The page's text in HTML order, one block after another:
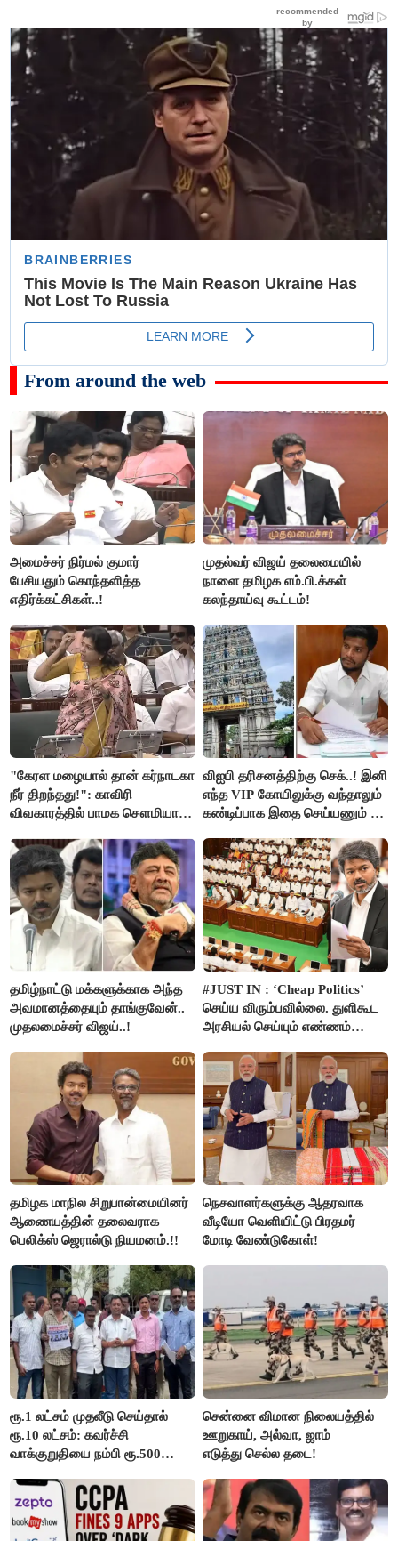
From around the web
அமைச்சர் நிர்மல் குமார்
பேசியதும் கொந்தளித்த
எதிர்க்கட்சிகள்..!
முதல்வர் விஜய் தலைமையில்
நாளை தமிழக எம்.பி.க்கள்
கலந்தாய்வு கூட்டம்!
"கேரள மழையால் தான் கர்நாடகா
நீர் திறந்தது!": காவிரி
விவகாரத்தில் பாமக சௌமியா
விஐபி தரிசனத்திற்கு செக்..! இனி
எந்த VIP கோயிலுக்கு வந்தாலும்
கண்டிப்பாக இதை செய்யணும் -
தமிழ்நாட்டு மக்களுக்காக அந்த
அவமானத்தையும் தாங்குவேன்..
முதலமைச்சர் விஜய்..!
#JUST IN : ‘Cheap Politics’
செய்ய விரும்பவில்லை. துளிகூட
அரசியல் செய்யும் எண்ணம்
விஜய் பதில்!
தமிழக மாநில சிறுபான்மையினர்
ஆணையத்தின் தலைவராக
பெலிக்ஸ் ஜெரால்டு நியமனம்.!!
நெசவாளர்களுக்கு ஆதரவாக
வீடியோ வெளியிட்டு பிரதமர்
மோடி வேண்டுகோள்!
ரூ.1 லட்சம் முதலீடு செய்தால்
ரூ.10 லட்சம்: கவர்ச்சி
வாக்குறுதியை நம்பி ரூ.500
மக்கள்!
சென்னை விமான நிலையத்தில்
ஊறுகாய், அல்வா, ஜாம்
எடுத்து செல்ல தடை!